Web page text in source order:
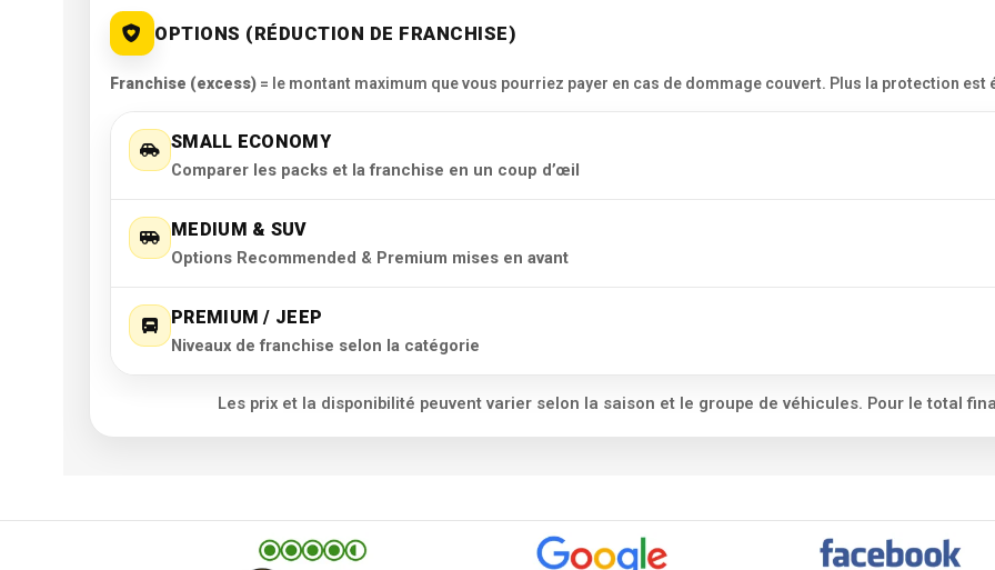
OPTIONS (RÉDUCTION DE FRANCHISE)
Franchise (excess) = le montant maximum que vous pourriez payer en cas de dommage couvert. Plus la protection est
SMALL ECONOMY
Comparer les packs et la franchise en un coup d’œil
Basic (TPI + CDW)
Franchise :1 800 €
MEDIUM & SUV
Options Recommended & Premium mises en avant
Basic (TPI + CDW)
Franchise : 3 000 € 1 000 €
PREMIUM / JEEP
Niveaux de franchise selon la catégorie
Basic (TPI + CDW)
Recommended (PCDW)
Les prix et la disponibilité peuvent varier selon la saison et le groupe de véhicules. Pour le total